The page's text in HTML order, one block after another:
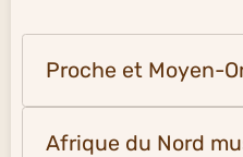
Proche et Moyen-
Afrique du Nord